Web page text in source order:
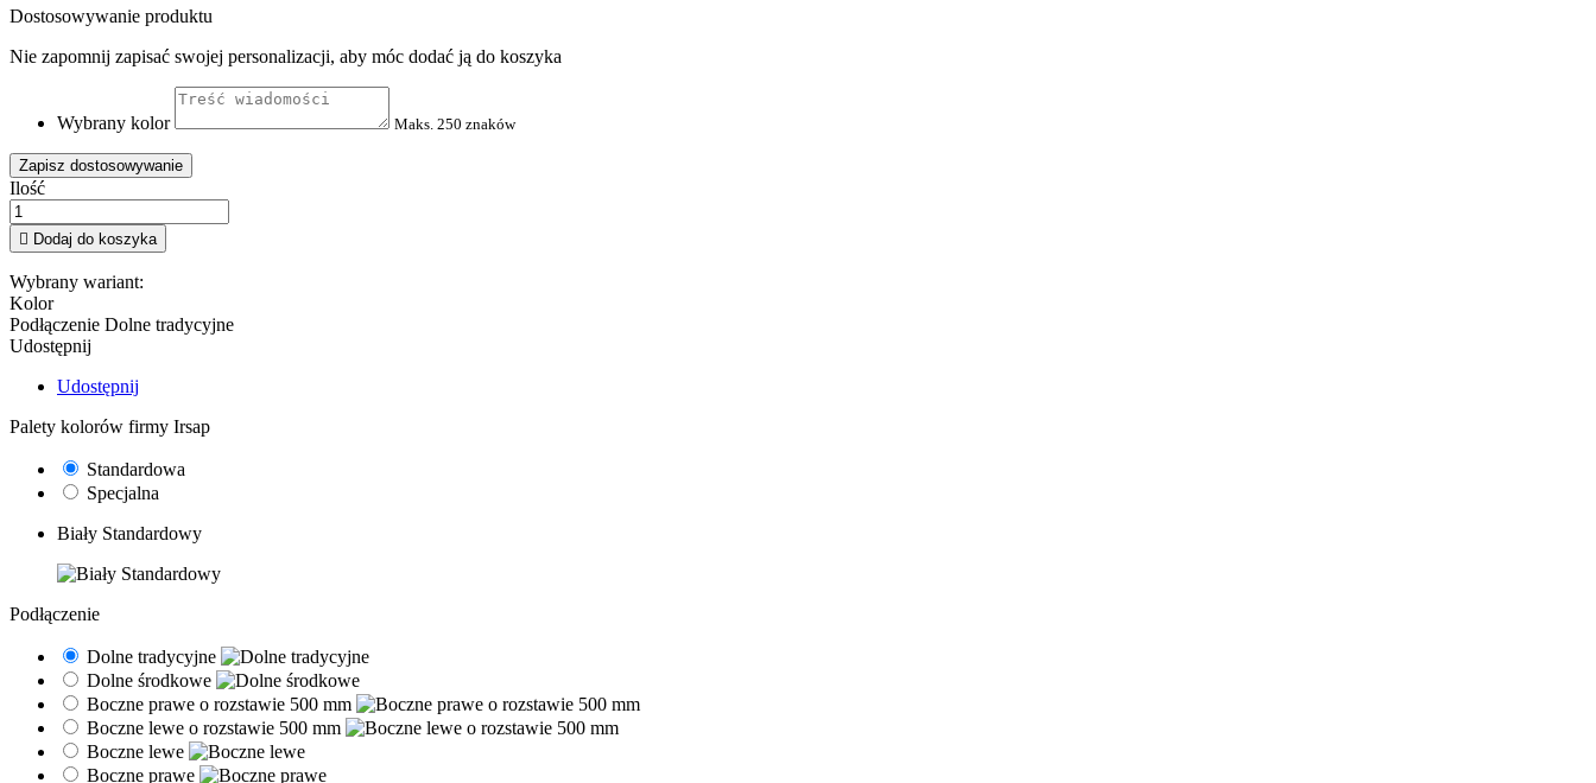
Dostosowywanie produktu
Nie zapomnij zapisać swojej personalizacji, aby móc dodać ją do koszyka
Wybrany kolor Maks. 250 znaków
Zapisz dostosowywanie
Ilość
 Dodaj do koszyka
Wybrany wariant:
Kolor
Podłączenie Dolne tradycyjne
Udostępnij
Udostępnij
Palety kolorów firmy Irsap
Standardowa
Specjalna
Biały Standardowy
Podłączenie
Dolne tradycyjne
Dolne środkowe
Boczne prawe o rozstawie 500 mm
Boczne lewe o rozstawie 500 mm
Boczne lewe
Boczne prawe